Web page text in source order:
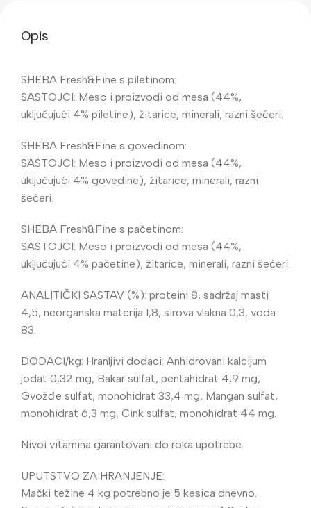
Opis
SHEBA Fresh&Fine s piletinom:
SASTOJCI: Meso i proizvodi od mesa (44%,
uključujući 4% piletine), žitarice, minerali, razni šećeri.
SHEBA Fresh&Fine s govedinom:
SASTOJCI: Meso i proizvodi od mesa (44%,
uključujući 4% govedine), žitarice, minerali, razni
šećeri.
SHEBA Fresh&Fine s pačetinom:
SASTOJCI: Meso i proizvodi od mesa (44%,
uključujući 4% pačetine), žitarice, minerali, razni šećeri.
ANALITIČKI SASTAV (%): proteini 8, sadržaj masti
4,5, neorganska materija 1,8, sirova vlakna 0,3, voda
83.
DODACI/kg: Hranljivi dodaci: Anhidrovani kalcijum
jodat 0,32 mg, Bakar sulfat, pentahidrat 4,9 mg,
Gvožđe sulfat, monohidrat 33,4 mg, Mangan sulfat,
monohidrat 6,3 mg, Cink sulfat, monohidrat 44 mg.
Nivoi vitamina garantovani do roka upotrebe.
UPUTSTVO ZA HRANJENJE:
Mački težine 4 kg potrebno je 5 kesica dnevno.